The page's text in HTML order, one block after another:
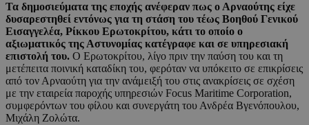
Τα δημοσιεύματα της εποχής ανέφεραν πως ο Αρναούτης είχε
δυσαρεστηθεί εντόνως για τη στάση του τέως Βοηθού Γενικού
Εισαγγελέα, Ρίκκου Ερωτοκρίτου, κάτι το οποίο ο
αξιωματικός της Αστυνομίας κατέγραφε και σε υπηρεσιακή
επιστολή του. Ο Ερωτοκρίτου, λίγο πριν την παύση του και τη
μετέπειτα ποινική καταδίκη του, φερόταν να υπόκειτο σε επικρίσεις
από τον Αρναούτη για την ανάμειξή του στις ανακρίσεις σε σχέση
με την εταιρεία παροχής υπηρεσιών Focus Maritime Corporation,
συμφερόντων του φίλου και συνεργάτη του Ανδρέα Βγενόπουλου,
Μιχάλη Ζολώτα.